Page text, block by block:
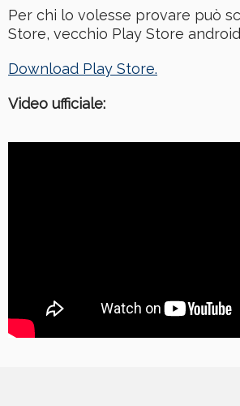
Per chi lo volesse provare può
Store, vecchio Play Store
Download Play Store.
Video ufficiale: